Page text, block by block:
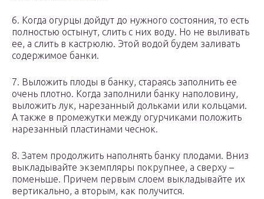
6. Когда огурцы дойдут до нужного состояния, то есть
полностью остынут, слить с них воду. Но не выливать
ее, а слить в кастрюлю. Этой водой будем заливать
содержимое банки.
7. Выложить плоды в банку, стараясь заполнить ее
очень плотно. Когда заполнили банку наполовину,
выложить лук, нарезанный дольками или кольцами.
А также в промежутки между огурчиками положить
нарезанный пластинами чеснок.
8. Затем продолжить наполнять банку плодами. Вниз
выкладывайте экземпляры покрупнее, а сверху –
поменьше. Причем первым слоем выкладывайте их
вертикально, а вторым, как получится.